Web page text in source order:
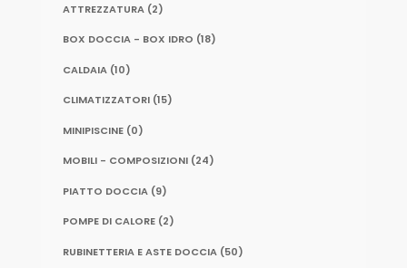
ATTREZZATURA (2)
BOX DOCCIA - BOX IDRO (18)
CALDAIA (10)
CLIMATIZZATORI (15)
MINIPISCINE (0)
MOBILI - COMPOSIZIONI (24)
PIATTO DOCCIA (9)
POMPE DI CALORE (2)
RUBINETTERIA E ASTE DOCCIA (50)